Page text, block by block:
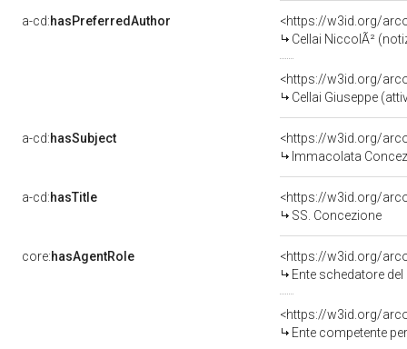
a-cd:hasPreferredAuthor
<https://w3id.org/
Cellai NiccolÃ²
<https://w3id.org/
Cellai Giuseppe
a-cd:hasSubject
<https://w3id.org/
Immacolata
a-cd:hasTitle
<https://w3id.org/
SS. Concezione
core:hasAgentRole
<https://w3id.org/
Ente schedatore del bene
<https://w3id.org/
Ente competente per tutela del